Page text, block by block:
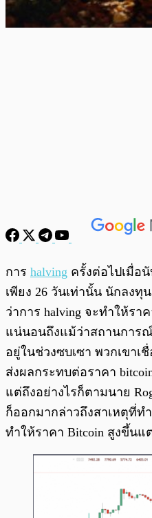
การ halving ครั้งต่อไปเมื่อ
เพียง 26 วันเท่านั้น นักลง
ว่าการ halving จะทำให้รา
แน่นอนถึงแม้ว่าสถานการ
อยู่ในช่วงซบเซา พวกเขาเ
ส่งผลกระทบต่อราคา
แต่ถึงอย่างไรก็ตามนาย
ก็ออกมากล่าวถึงสาเหตุที่ท
ทำให้ราคา Bitcoin สูงขึ้นแ